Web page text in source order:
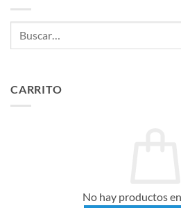
CARRITO
No hay productos